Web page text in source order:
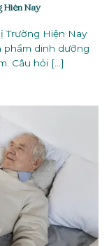
Hiện Nay
Trường Hiện Nay
phẩm dinh dưỡng
Câu hỏi [...]